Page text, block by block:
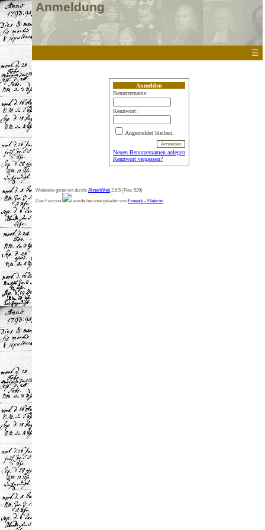
Anmeldung
☰
Anmelden
Benutzername:
Kennwort:
Angemeldet bleiben.
Neuen Benutzernamen anlegen
Kennwort vergessen?
Webseite generiert durch: AhnenWeb 2.6.5 (Rev. 529)
Das Favicon
wurde heruntergeladen von Freepik - Flaticon